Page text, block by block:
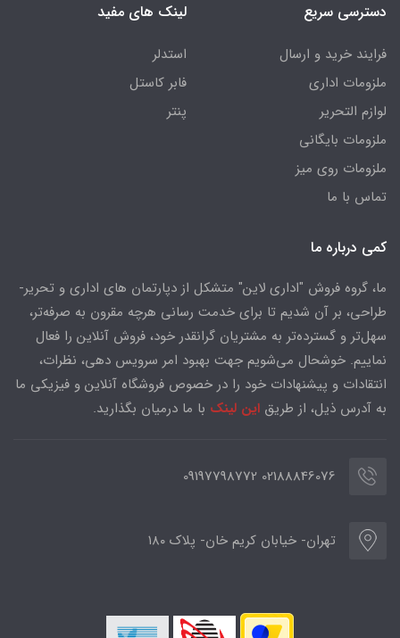
دسترسی سریع
فرایند خرید و ارسال
ملزومات اداری
لوازم التحریر
ملزومات بایگانی
ملزومات روی میز
تماس با ما
لینک های مفید
استدلر
فابر کاستل
پنتر
کمی درباره ما
ما، گروه فروش "اداری لاین" متشکل از دپارتمان های اداری و تحریر-
طراحی، بر آن شدیم تا برای خدمت رسانی هرچه مقرون به صرفه‌تر،
سهل‌تر و گسترده‌تر به مشتریان گرانقدر خود، فروش آنلاین را فعال
نماییم. خوشحال می‌شویم جهت بهبود امر سرویس دهی، نظرات،
انتقادات و پیشنهادات خود را در خصوص فروشگاه آنلاین و فیزیکی ما
به آدرس ذیل، از طریق این لینک با ما درمیان بگذارید.
02188846076 09197798772
تهران- خیابان کریم خان- پلاک ۱۸۰